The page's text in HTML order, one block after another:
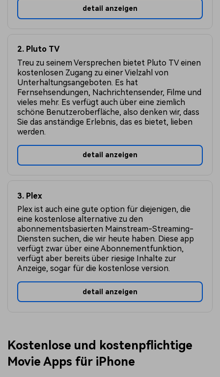
detail anzeigen
2. Pluto TV
Treu zu seinem Versprechen bietet Pluto TV einen
kostenlosen Zugang zu einer Vielzahl von
Unterhaltungsangeboten. Es hat
Fernsehsendungen, Nachrichtensender, Filme und
vieles mehr. Es verfügt auch über eine ziemlich
schöne Benutzeroberfläche, also denken wir, dass
Sie das anständige Erlebnis, das es bietet, lieben
werden.
detail anzeigen
3. Plex
Plex ist auch eine gute option für diejenigen, die
eine kostenlose alternative zu den
abonnementsbasierten Mainstream-Streaming-
Diensten suchen, die wir heute haben. Diese app
verfügt zwar über eine Abonnementfunktion,
verfügt aber bereits über riesige Inhalte zur
Anzeige, sogar für die kostenlose version.
detail anzeigen
Kostenlose und kostenpflichtige
Movie Apps für iPhone